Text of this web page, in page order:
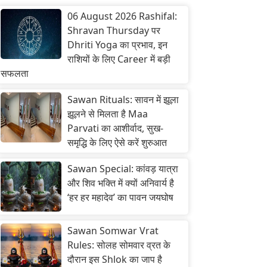
06 August 2026 Rashifal:
Shravan Thursday पर
Dhriti Yoga का प्रभाव, इन
राशियों के लिए Career में बड़ी
सफलता
Sawan Rituals: सावन में झूला
झूलने से मिलता है Maa
Parvati का आशीर्वाद, सुख-
समृद्धि के लिए ऐसे करें शुरुआत
Sawan Special: कांवड़ यात्रा
और शिव भक्ति में क्यों अनिवार्य है
‘हर हर महादेव’ का पावन जयघोष
Sawan Somwar Vrat
Rules: सोलह सोमवार व्रत के
दौरान इस Shlok का जाप है